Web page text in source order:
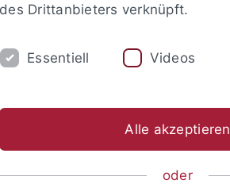
um sich anzumelden:
des Drittanbieters verknüpft.
Essentiell Videos
Alle akzeptieren
oder